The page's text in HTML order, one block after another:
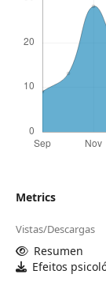
Metrics
Vistas/Descargas
Resumen
Efeitos